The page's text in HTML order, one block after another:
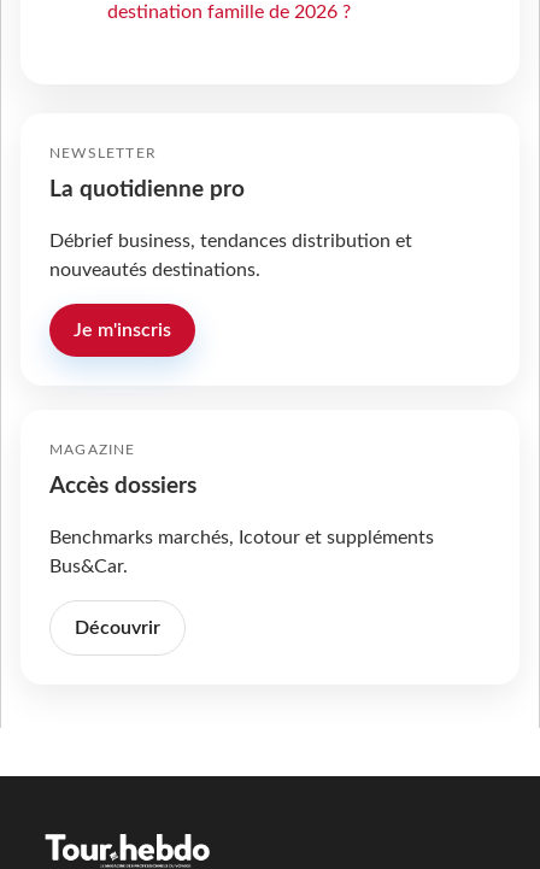
destination famille de 2026 ?
NEWSLETTER
La quotidienne pro
Débrief business, tendances distribution et
nouveautés destinations.
Je m'inscris
MAGAZINE
Accès dossiers
Benchmarks marchés, Icotour et suppléments
Bus&Car.
Découvrir